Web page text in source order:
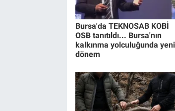
Bursa'da TEKNOSAB KOBİ
OSB tanıtıldı... Bursa'nın
kalkınma yolculuğunda yeni
dönem